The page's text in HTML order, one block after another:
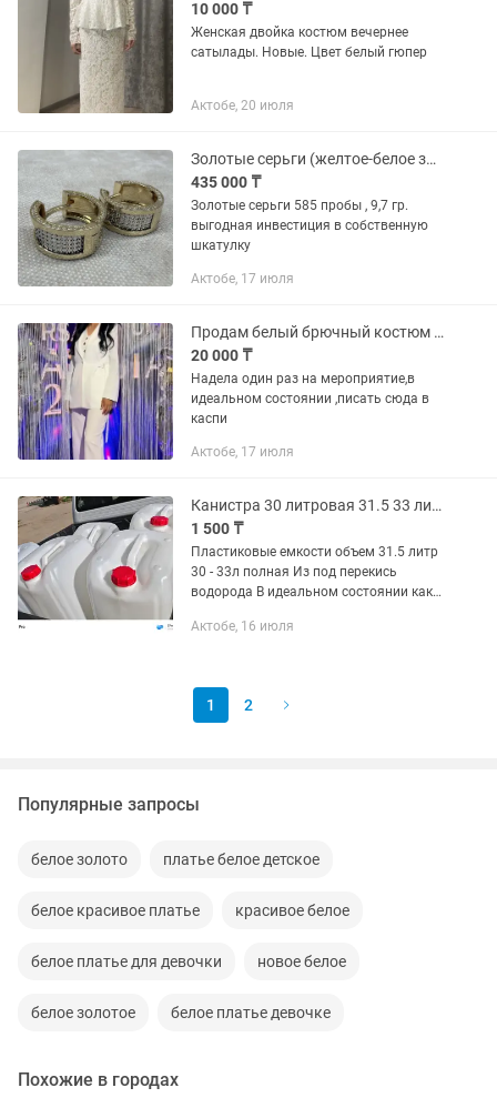
10 000 ₸
Женская двойка костюм вечернее
сатылады. Новые. Цвет белый гюпер
Актобе, 20 июля
Золотые серьги (желтое-белое золото , 585 пробы ) цена ниже рыночной
435 000 ₸
Золотые серьги 585 пробы , 9,7 гр.
выгодная инвестиция в собственную
шкатулку
Актобе, 17 июля
Продам белый брючный костюм 44-46
20 000 ₸
Надела один раз на мероприятие,в
идеальном состоянии ,писать сюда в
каспи
Актобе, 17 июля
Канистра 30 литровая 31.5 33 литр белая пластиковая Россия
1 500 ₸
Пластиковые емкости объем 31.5 литр
30 - 33л полная Из под перекись
водорода В идеальном состоянии как
клапаном Без запаха чистые В
Актобе, 16 июля
1 2
Популярные запросы
белое золото платье белое детское
белое красивое платье красивое белое
белое платье для девочки новое белое
белое золотое белое платье девочке
Похожие в городах